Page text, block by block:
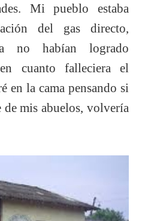
Mi pueblo estaba
del gas directo,
no habían logrado
cuanto falleciera el
en la cama pensando si
mis abuelos, volvería